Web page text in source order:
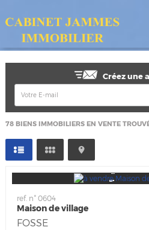
Créez une
78 BIENS IMMOBILIERS EN VENTE
ref. n° 0604
Maison de village
FOSSE